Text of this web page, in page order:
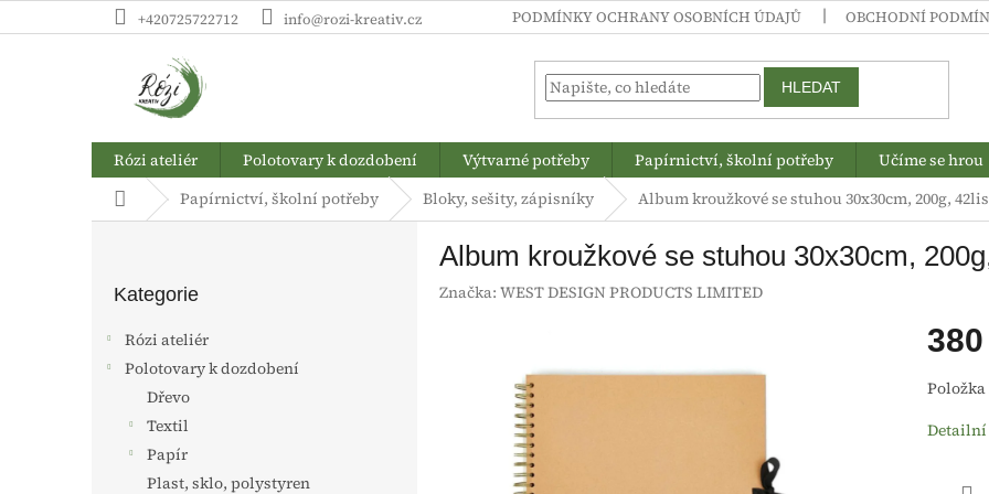
na
+420725722712 info@rozi-kreativ.cz PODMÍNKY OCHRANY OSOBNÍCH ÚDAJŮ OBCHODNÍ
HLEDAT
Rózi ateliér Polotovary k dozdobení Výtvarné potřeby Papírnictví, školní potřeby Učíme se hrou
Domů Papírnictví, školní potřeby Bloky, sešity, zápisníky Album kroužkové se stuhou 30x30cm, 200g,
kategorie
Kategorie
Rózi ateliér
Polotovary k dozdobení
Dřevo
Textil
Papír
Plast, sklo, polystyren
Album kroužkové se stuhou 30x30cm,
Značka: WEST DESIGN PRODUCTS LIMITED
Měrná
cena: